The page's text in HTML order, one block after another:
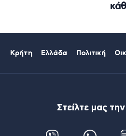
Κρήτη Ελλάδα Πολιτική
Στείλτε μας